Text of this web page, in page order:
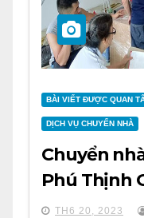
BÀI VIẾT ĐƯỢC QUAN
DỊCH VỤ CHUYỂN NHÀ
Chuyển
Phú Thịnh
TH6 20, 2023